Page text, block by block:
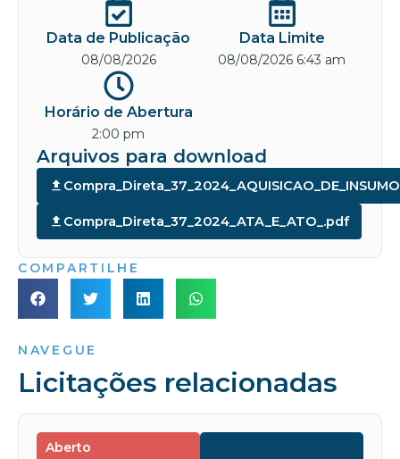
Data de Publicação
08/08/2026
Data Limite
08/08/2026 6:43 am
Horário de Abertura
2:00 pm
Arquivos para download
Compra_Direta_37_2024_ATA_E_ATO_.pdf
COMPARTILHE
NAVEGUE
Licitações relacionadas
Aberto